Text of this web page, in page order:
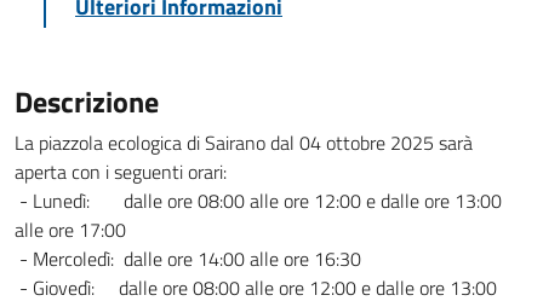
Ulteriori Informazioni
Descrizione
La piazzola ecologica di Sairano dal 04 ottobre 2025 sarà
aperta con i seguenti orari:
- Lunedì: dalle ore 08:00 alle ore 12:00 e dalle ore 13:00
alle ore 17:00
- Mercoledì: dalle ore 14:00 alle ore 16:30
- Giovedì: dalle ore 08:00 alle ore 12:00 e dalle ore 13:00